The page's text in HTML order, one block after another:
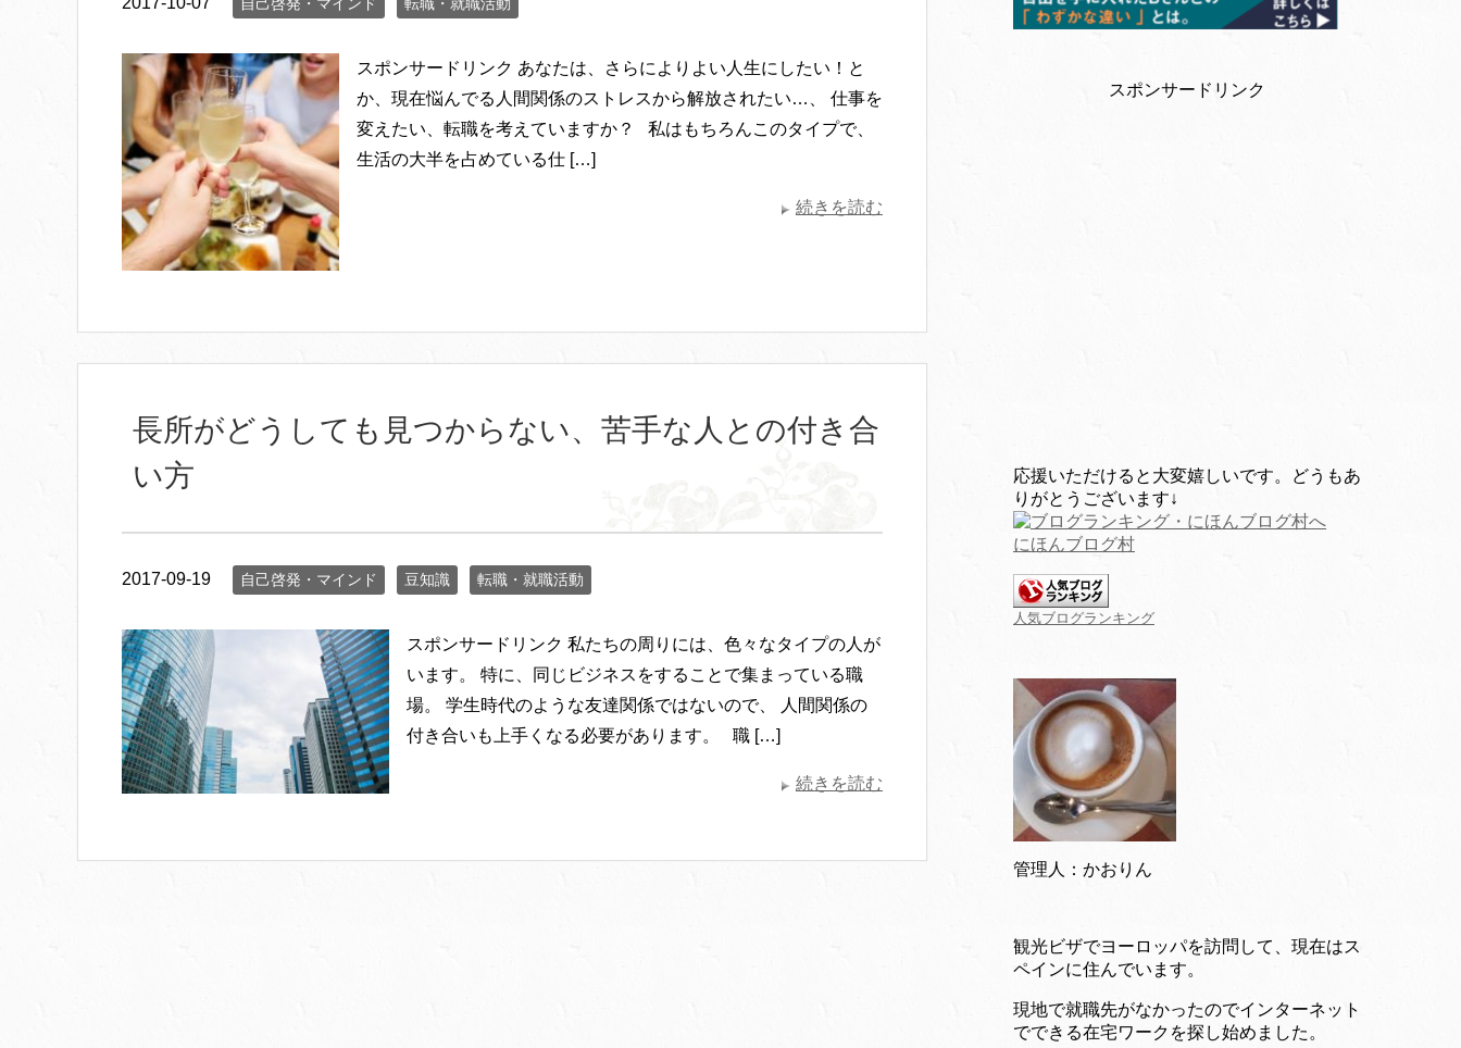
スポンサードリンク あなたは、さらによりよい人生にしたい！と
か、現在悩んでる人間関係のストレスから解放されたい…、 仕事を
変えたい、転職を考えていますか？ 私はもちろんこのタイプで、
生活の大半を占めている仕 […]
続きを読む
長所がどうしても見つからない、苦手な人との付き合
い方
2017-09-19 自己啓発・マインド 豆知識 転職・就職活動
スポンサードリンク 私たちの周りには、色々なタイプの人が
います。 特に、同じビジネスをすることで集まっている職
場。 学生時代のような友達関係ではないので、 人間関係の
付き合いも上手くなる必要があります。 職 […]
続きを読む
スポンサードリンク
応援いただけると大変嬉しいです。どうもあ
りがとうございます↓
にほんブログ村
人気ブログランキング
管理人：かおりん
観光ビザでヨーロッパを訪問して、現在はス
ペインに住んでいます。
現地で就職先がなかったのでインターネット
でできる在宅ワークを探し始めました。